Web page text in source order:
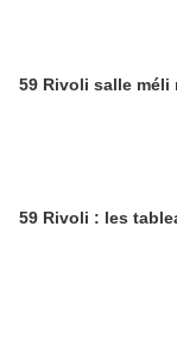
59 Rivoli salle méli
59 Rivoli : les